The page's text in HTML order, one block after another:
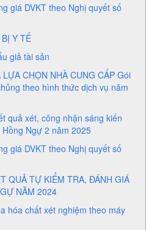
giá DVKT theo Nghị quyết số
Y TẾ
giả tài sản
CHỌN NHÀ CUNG CẤP Gói
theo hình thức dịch vụ năm
quả xét, công nhận sáng kiến
Ngự 2 năm 2025
giá DVKT theo Nghị quyết số
QUẢ TỰ KIỂM TRA, ĐÁNH GIÁ
NĂM 2024
hóa chất xét nghiệm theo máy